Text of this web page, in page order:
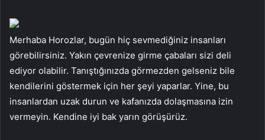
Merhaba Horozlar, bugün hiç sevmediğiniz insanları
görebilirsiniz. Yakın çevrenize girme çabaları sizi deli
ediyor olabilir. Tanıştığınızda görmezden gelseniz bile
kendilerini göstermek için her şeyi yaparlar. Yine, bu
insanlardan uzak durun ve kafanızda dolaşmasına izin
vermeyin. Kendine iyi bak yarın görüşürüz.